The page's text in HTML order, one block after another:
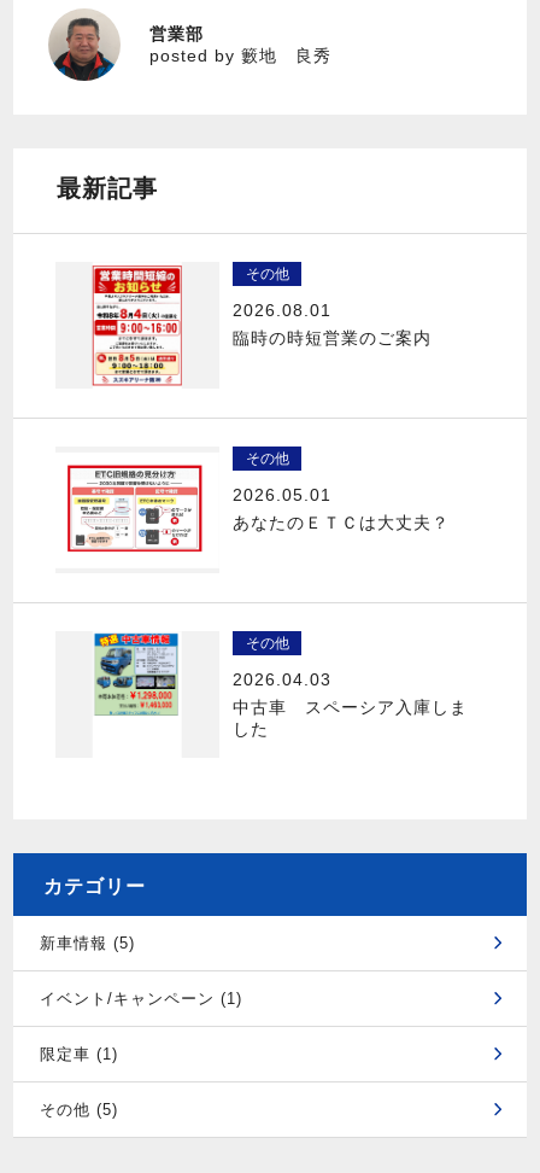
籔地 良秀
営業部
posted by 籔地 良秀
最新記事
その他
2026.08.01
臨時の時短営業のご案内
その他
2026.05.01
あなたのＥＴＣは大丈夫？
その他
2026.04.03
中古車 スペーシア入庫しま
した
カテゴリー
新車情報 (5)
イベント/キャンペーン (1)
限定車 (1)
その他 (5)